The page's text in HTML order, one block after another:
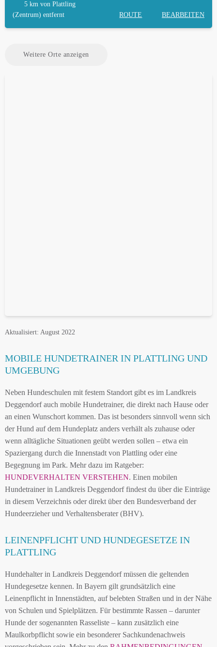
5 km von Plattling
(Zentrum) entfernt
ROUTE BEARBEITEN
Weitere Orte anzeigen
Aktualisiert: August 2022
MOBILE HUNDETRAINER IN PLATTLING UND
UMGEBUNG
Neben Hundeschulen mit festem Standort gibt es im Landkreis
Deggendorf auch mobile Hundetrainer, die direkt nach Hause oder
an einen Wunschort kommen. Das ist besonders sinnvoll wenn sich
der Hund auf dem Hundeplatz anders verhält als zuhause oder
wenn alltägliche Situationen geübt werden sollen – etwa ein
Spaziergang durch die Innenstadt von Plattling oder eine
Begegnung im Park. Mehr dazu im Ratgeber:
HUNDEVERHALTEN VERSTEHEN. Einen mobilen
Hundetrainer in Landkreis Deggendorf findest du über die Einträge
in diesem Verzeichnis oder direkt über den Bundesverband der
Hundeerzieher und Verhaltensberater (BHV).
LEINENPFLICHT UND HUNDEGESETZE IN
PLATTLING
Hundehalter in Landkreis Deggendorf müssen die geltenden
Hundegesetze kennen. In Bayern gilt grundsätzlich eine
Leinenpflicht in Innenstädten, auf belebten Straßen und in der Nähe
von Schulen und Spielplätzen. Für bestimmte Rassen – darunter
Hunde der sogenannten Rasseliste – kann zusätzlich eine
Maulkorbpflicht sowie ein besonderer Sachkundenachweis